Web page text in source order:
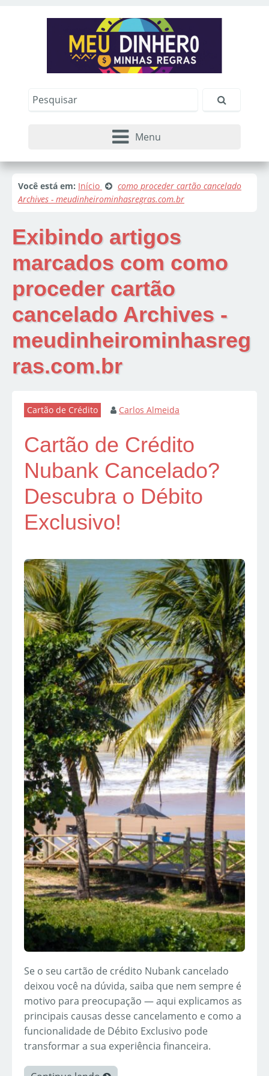
Menu
Você está em: Início
como proceder cartão cancelado
Archives - meudinheirominhasregras.com.br
Exibindo artigos
marcados com como
proceder cartão
cancelado Archives -
meudinheirominhasreg
ras.com.br
Cartão de Crédito Carlos Almeida
Cartão de Crédito
Nubank Cancelado?
Descubra o Débito
Exclusivo!
Se o seu cartão de crédito Nubank cancelado
deixou você na dúvida, saiba que nem sempre é
motivo para preocupação — aqui explicamos as
principais causas desse cancelamento e como a
funcionalidade de Débito Exclusivo pode
transformar a sua experiência financeira.